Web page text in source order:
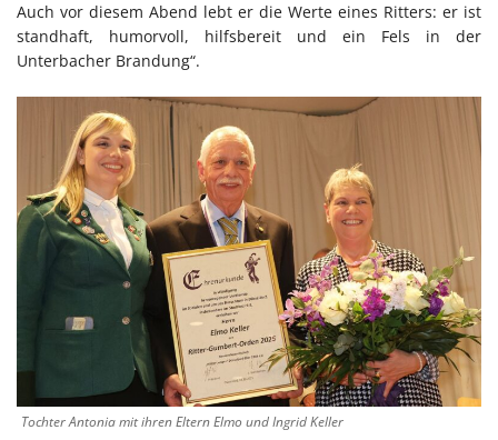
Auch vor diesem Abend lebt er die Werte eines Ritters: er ist
standhaft, humorvoll, hilfsbereit und ein Fels in der
Unterbacher Brandung“.
Tochter Antonia mit ihren Eltern Elmo und Ingrid Keller